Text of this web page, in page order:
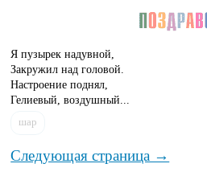
Я пузырек надувной,
Закружил над головой.
Настроение поднял,
Гелиевый, воздушный...
шар
Следующая страница →